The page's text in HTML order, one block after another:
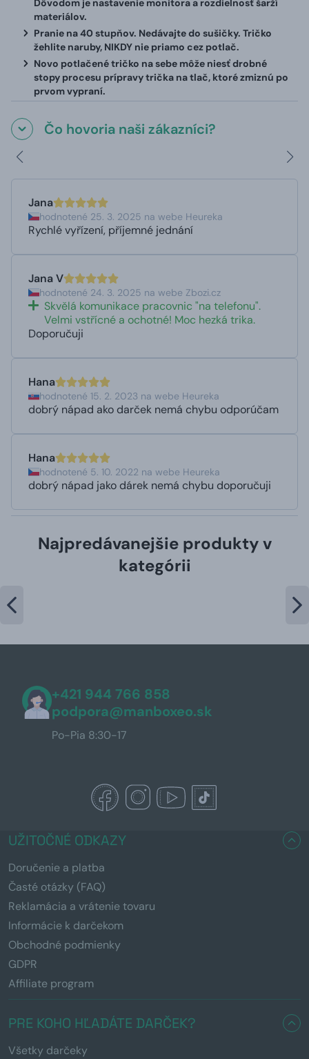
materiálov.
Pranie na 40 stupňov. Nedávajte do sušičky. Tričko
žehlite naruby, NIKDY nie priamo cez potlač.
Novo potlačené tričko na sebe môže niesť drobné
stopy procesu prípravy trička na tlač, ktoré zmiznú po
prvom vypraní.
Čo hovoria naši zákazníci?
Jana
hodnotené 25. 3. 2025 na webe Heureka
Rychlé vyřízení, příjemné jednání
Jana V
hodnotené 24. 3. 2025 na webe Zbozi.cz
Skvělá komunikace pracovnic "na telefonu".
Velmi vstřícné a ochotné! Moc hezká trika.
Doporučuji
Hana
hodnotené 15. 2. 2023 na webe Heureka
dobrý nápad ako darček nemá chybu odporúčam
Hana
hodnotené 5. 10. 2022 na webe Heureka
dobrý nápad jako dárek nemá chybu doporučuji
Najpredávanejšie produkty v
kategórii
+421 944 766 858
podpora@manboxeo.sk
Po-Pia 8:30-17
UŽITOČNÉ ODKAZY
Doručenie a platba
Časté otázky (FAQ)
Reklamácia a vrátenie tovaru
Informácie k darčekom
Obchodné podmienky
GDPR
Affiliate program
PRE KOHO HĽADÁTE DARČEK?
Všetky darčeky